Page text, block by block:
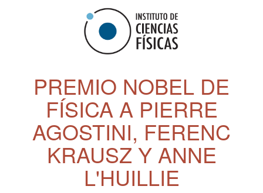
PREMIO NOBEL DE
FÍSICA A PIERRE
AGOSTINI, FERENC
KRAUSZ Y ANNE
L'HUILLIE